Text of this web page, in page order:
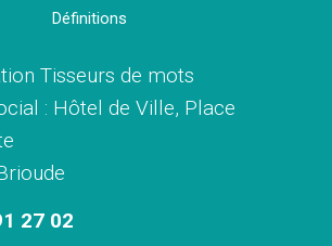
Définitions
Tisseurs de mots
: Hôtel de Ville, Place
27 02